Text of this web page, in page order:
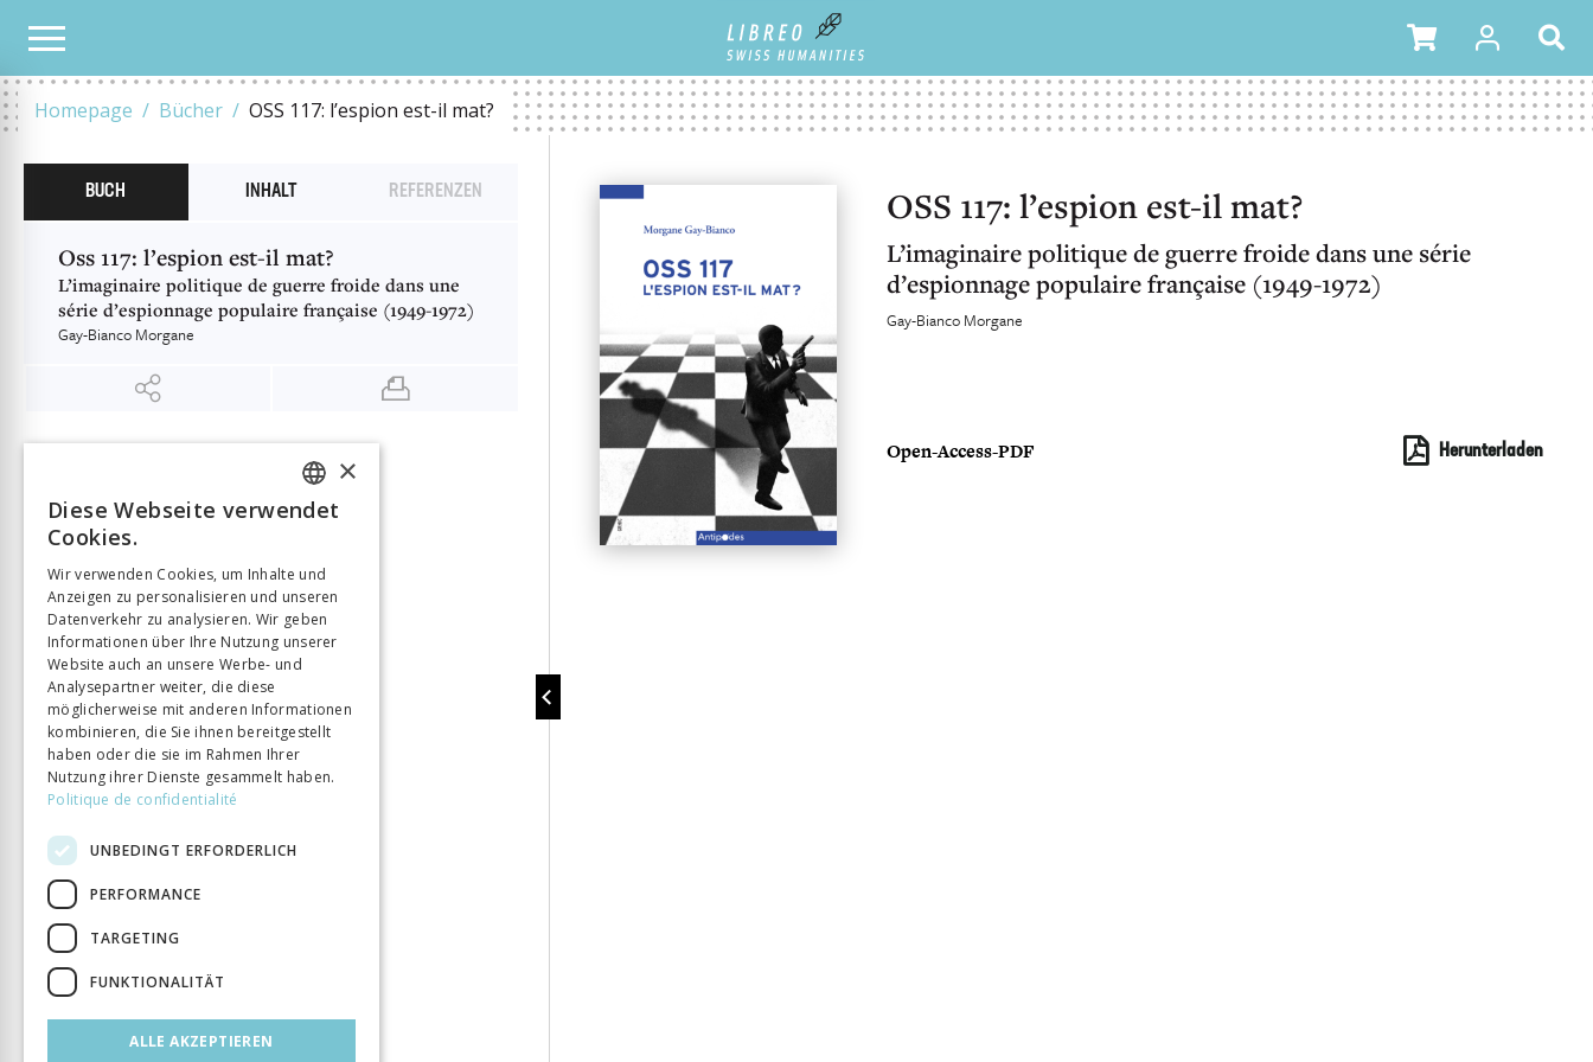
Homepage Bücher OSS 117: l’espion est-il mat?
UNSER KATALOG
OSS 117: l’espion est-il mat?
L’imaginaire politique de guerre froide dans une série
d’espionnage populaire française (1949-1972)
Gay-Bianco Morgane
Open-Access-PDF Herunterladen
BUCH INHALT REFERENZEN
Oss 117: l’espion est-il mat?
L’imaginaire politique de guerre froide dans une
série d’espionnage populaire française (1949-1972)
Gay-Bianco Morgane
Gay-Bianco Morgane
Verlag
Antipodes
ISBN
Sprache
Français
Seitenzahl
376
Erscheinungsjahr
10 Nov. 2023
DOI
10.33056/ANTIPODES.12435
FRENCH
ITALIAN
×
Diese Webseite verwendet
Cookies.
Wir verwenden Cookies, um Inhalte und
Anzeigen zu personalisieren und unseren
Datenverkehr zu analysieren. Wir geben
Informationen über Ihre Nutzung unserer
Website auch an unsere Werbe- und
Analysepartner weiter, die diese
möglicherweise mit anderen Informationen
kombinieren, die Sie ihnen bereitgestellt
haben oder die sie im Rahmen Ihrer
Nutzung ihrer Dienste gesammelt haben.
Politique de confidentialité
UNBEDINGT ERFORDERLICH
PERFORMANCE
TARGETING
FUNKTIONALITÄT
ALLE AKZEPTIEREN